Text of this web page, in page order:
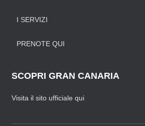
I SERVIZI
PRENOTE QUI
SCOPRI GRAN CANARIA
Visita il sito ufficiale qui